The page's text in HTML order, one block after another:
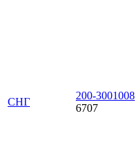
СНГ
200-3001008
6707